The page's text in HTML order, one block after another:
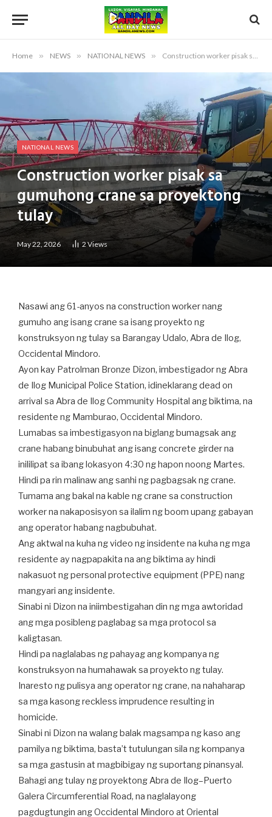
Home » NEWS » NATIONAL NEWS » Construction worker pisak sa gumuhong crane sa proyektong tulay
NATIONAL NEWS
Construction worker pisak sa
gumuhong crane sa proyektong
tulay
May 22, 2026 2Views
Nasawi ang 61-anyos na construction worker nang
gumuho ang isang crane sa isang proyekto ng
konstruksyon ng tulay sa Barangay Udalo, Abra de Ilog,
Occidental Mindoro.
Ayon kay Patrolman Bronze Dizon, imbestigador ng Abra
de Ilog Municipal Police Station, idineklarang dead on
arrival sa Abra de Ilog Community Hospital ang biktima, na
residente ng Mamburao, Occidental Mindoro.
Lumabas sa imbestigasyon na biglang bumagsak ang
crane habang binubuhat ang isang concrete girder na
inililipat sa ibang lokasyon 4:30 ng hapon noong Martes.
Hindi pa rin malinaw ang sanhi ng pagbagsak ng crane.
Tumama ang bakal na kable ng crane sa construction
worker na nakaposisyon sa ilalim ng boom upang gabayan
ang operator habang nagbubuhat.
Ang aktwal na kuha ng video ng insidente na kuha ng mga
residente ay nagpapakita na ang biktima ay hindi
nakasuot ng personal protective equipment (PPE) nang
mangyari ang insidente.
Sinabi ni Dizon na iniimbestigahan din ng mga awtoridad
ang mga posibleng paglabag sa mga protocol sa
kaligtasan.
Hindi pa naglalabas ng pahayag ang kompanya ng
konstruksyon na humahawak sa proyekto ng tulay.
Inaresto ng pulisya ang operator ng crane, na nahaharap
sa mga kasong reckless imprudence resulting in
homicide.
Sinabi ni Dizon na walang balak magsampa ng kaso ang
pamilya ng biktima, basta’t tutulungan sila ng kompanya
sa mga gastusin at magbibigay ng suportang pinansyal.
Bahagi ang tulay ng proyektong Abra de Ilog–Puerto
Galera Circumferential Road, na naglalayong
pagdugtungin ang Occidental Mindoro at Oriental